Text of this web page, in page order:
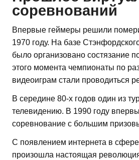
соревнований
Впервые геймеры решили
1970 году. На базе
было организовано состязание
этого момента чемпионаты по
видеоиграм стали проводиться
В середине 80-х годов один из
телевидению. В 1990 году
соревнование с большим
С появлением интернета в
произошла настоящая